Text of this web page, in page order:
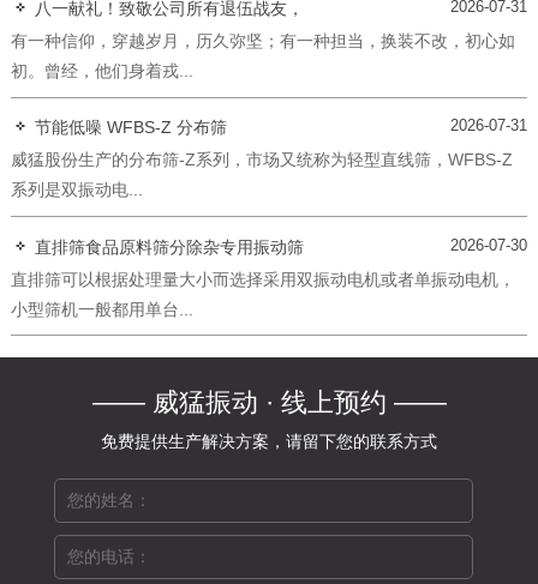
八一献礼！致敬公司所有退伍战友， 2026-07-31
有一种信仰，穿越岁月，历久弥坚；有一种担当，换装不改，初心如
初。曾经，他们身着戎...
节能低噪 WFBS-Z 分布筛 2026-07-31
威猛股份生产的分布筛-Z系列，市场又统称为轻型直线筛，WFBS-Z
系列是双振动电...
直排筛食品原料筛分除杂专用振动筛 2026-07-30
直排筛可以根据处理量大小而选择采用双振动电机或者单振动电机，
小型筛机一般都用单台...
—— 威猛振动 · 线上预约 ——
免费提供生产解决方案，请留下您的联系方式